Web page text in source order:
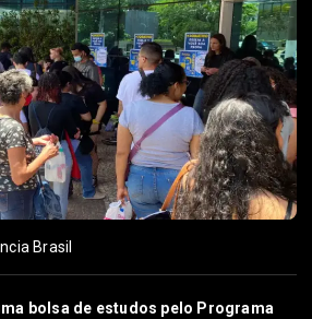
Brasil
bolsa de estudos pelo Programa